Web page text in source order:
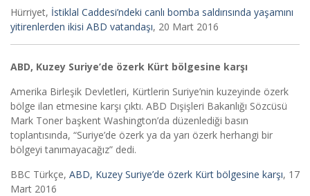
Hürriyet, İstiklal Caddesi’ndeki canlı bomba saldırısında yaşamını
yitirenlerden ikisi ABD vatandaşı, 20 Mart 2016
ABD, Kuzey Suriye’de özerk Kürt bölgesine karşı
Amerika Birleşik Devletleri, Kürtlerin Suriye’nin kuzeyinde özerk
bölge ilan etmesine karşı çıktı. ABD Dışişleri Bakanlığı Sözcüsü
Mark Toner başkent Washington’da düzenlediği basın
toplantısında, “Suriye’de özerk ya da yarı özerk herhangi bir
bölgeyi tanımayacağız” dedi.
BBC Türkçe, ABD, Kuzey Suriye’de özerk Kürt bölgesine karşı, 17
Mart 2016